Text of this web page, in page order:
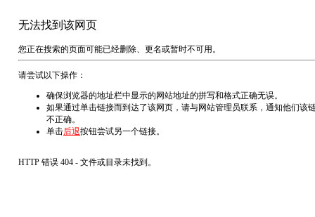
无法找到该网页
您正在搜索的页面可能已经删除、更名或暂时不可用。
请尝试以下操作：
确保浏览器的地址栏中显示的网站地址的拼写和格式正确无误。
如果通过单击链接而到达了该网页，请与网站管理员联系，通知他们该
不正确。
单击后退按钮尝试另一个链接。
HTTP 错误 404 - 文件或目录未找到。